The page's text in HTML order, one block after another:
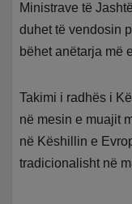
Ministrave të
duhet të vendosin
bëhet anëtarja më
Takimi i radhës i
në mesin e muajit
në Këshillin e
tradicionalisht në